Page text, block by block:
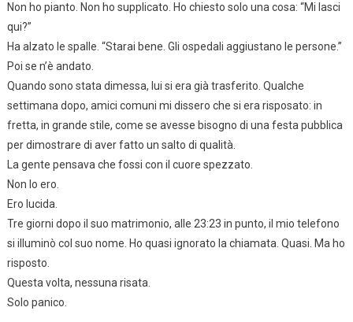
Non ho pianto. Non ho supplicato. Ho chiesto solo una cosa: “Mi lasci
qui?”
Ha alzato le spalle. “Starai bene. Gli ospedali aggiustano le persone.”
Poi se n’è andato.
Quando sono stata dimessa, lui si era già trasferito. Qualche
settimana dopo, amici comuni mi dissero che si era risposato: in
fretta, in grande stile, come se avesse bisogno di una festa pubblica
per dimostrare di aver fatto un salto di qualità.
La gente pensava che fossi con il cuore spezzato.
Non lo ero.
Ero lucida.
Tre giorni dopo il suo matrimonio, alle 23:23 in punto, il mio telefono
si illuminò col suo nome. Ho quasi ignorato la chiamata. Quasi. Ma ho
risposto.
Questa volta, nessuna risata.
Solo panico.